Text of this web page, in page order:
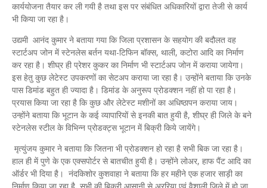
कार्ययोजना तैयार कर ली गयी है तथा इस पर संबंधित अधिकारियों द्वारा तेजी से कार्य
भी किया जा रहा है।
उद्यमी आनंद कुमार ने बताया गया कि जिला प्रशासन के सहयोग की बदौलत वह
स्टार्टअप जोन में स्टेनलेस बर्तन यथा-टिफिन बॉक्स, थाली, कटोरा आदि का निर्माण
कर रहा है। शीघ्र ही प्रेशर कुकर का निर्माण भी स्टार्टअप जोन में कराया जायेगा।
इस हेतु कुछ लेटेस्ट उपकरणों का सेटअप कराया जा रहा है। उन्होंने बताया कि उनके
पास डिमांड बहुत ही ज्यादा है। डिमांड के अनुरूप प्रोडक्शन नहीं हो पा रहा है।
प्रयास किया जा रहा है कि कुछ और लेटेस्ट मशीनों का अधिष्ठापन कराया जाय।
उन्होंने बताया कि भूटान के कई व्यापारियों से इनकी बात हुयी है, शीघ्र ही जिले के बने
स्टेनलेस स्टील के विभिन्न प्रोडक्ट्स भूटान में बिक्री किये जायेंगे।
मृत्युंजय कुमार ने बताया कि जितना भी प्रोडक्शन हो रहा है सभी बिक जा रहा है।
हाल ही में पुणे के एक एक्सपोर्टर से बातचीत हुयी है। उन्होंने लोअर, हाफ पैंट आदि का
ऑर्डर भी दिया है। नंदकिशोर कुशवाहा ने बताया कि हर महीने एक हजार साड़ी का